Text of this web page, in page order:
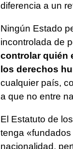
diferencia a un
Ningún Estado
incontrolada de
controlar quién
los derechos
cualquier país,
a que no entre
El Estatuto de
tenga
nacionalidad,